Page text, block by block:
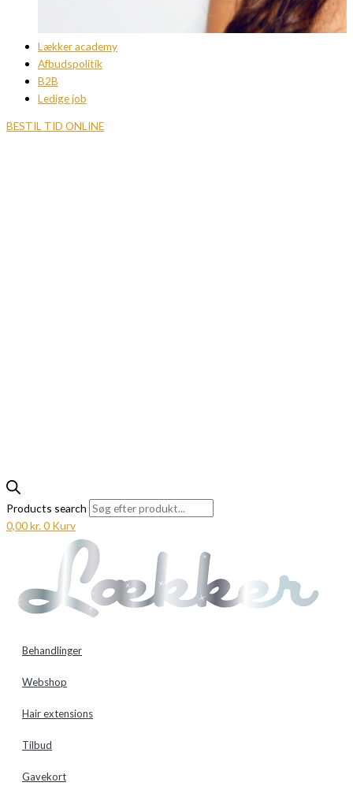
Lækker academy
Afbudspolitik
B2B
Ledige job
BESTIL TID ONLINE
Products search
0,00kr.0 Kurv
Behandlinger
Webshop
Hair extensions
Tilbud
Gavekort